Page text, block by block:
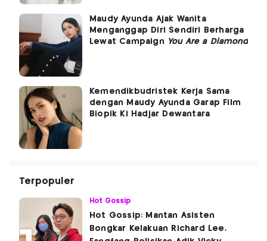
Maudy Ayunda Ajak Wanita
Menganggap Diri Sendiri Berharga
Lewat Campaign You Are a Diamond
Kemendikbudristek Kerja Sama
dengan Maudy Ayunda Garap Film
Biopik Ki Hadjar Dewantara
Terpopuler
Hot Gossip
Hot Gossip: Mantan Asisten
Bongkar Kelakuan Richard Lee,